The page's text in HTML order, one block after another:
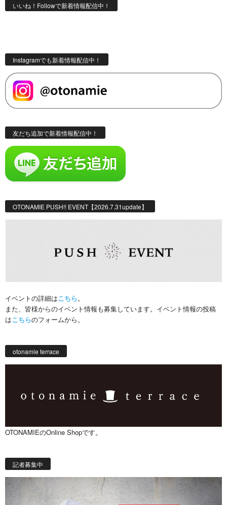
いいね！Followで新着情報配信中！
Instagramでも新着情報配信中！
友だち追加で新着情報配信中！
OTONAMIE PUSH!! EVENT【2026.7.31update】
イベントの詳細はこちら。
また、皆様からのイベント情報も募集しています。イベント情報の投稿
はこちらのフォームから。
otonamie terrace
OTONAMIEのOnline Shopです。
記者募集中